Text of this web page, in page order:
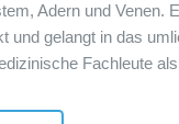
Adern und Venen.
und gelangt in das
Fachleute